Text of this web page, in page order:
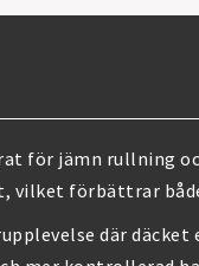
för jämn rullning
vilket förbättrar
där